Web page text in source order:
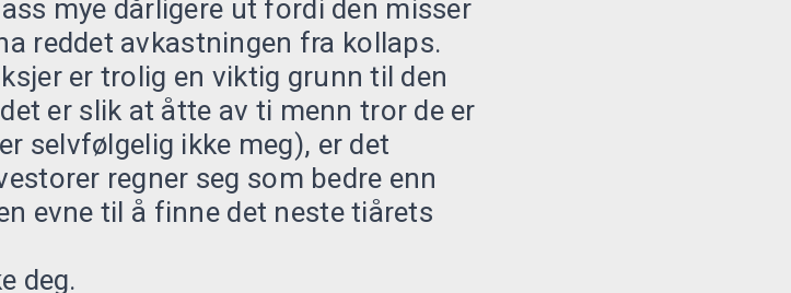
mye dårligere ut fordi den misser
reddet avkastningen fra kollaps.
er trolig en viktig grunn til den
er slik at åtte av ti menn tror de er
selvfølgelig ikke meg), er det
regner seg som bedre enn
evne til å finne det neste tiårets
deg.